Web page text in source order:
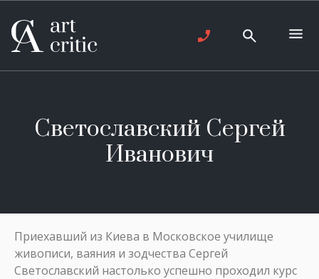
Светославский Сергей
Иванович
Приехавший из Киева в Московское училище
живописи, ваяния и зодчества Сергей
Светославский настолько успешно проходил курс